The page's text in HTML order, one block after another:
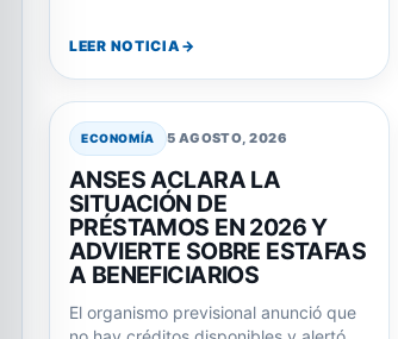
LEER NOTICIA
ECONOMÍA 5 AGOSTO, 2026
ANSES ACLARA LA
SITUACIÓN DE
PRÉSTAMOS EN 2026 Y
ADVIERTE SOBRE ESTAFAS
A BENEFICIARIOS
El organismo previsional anunció que